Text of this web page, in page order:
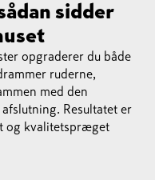
sidder
opgraderer du både
ruderne,
med den
Resultatet er
og kvalitetspræget